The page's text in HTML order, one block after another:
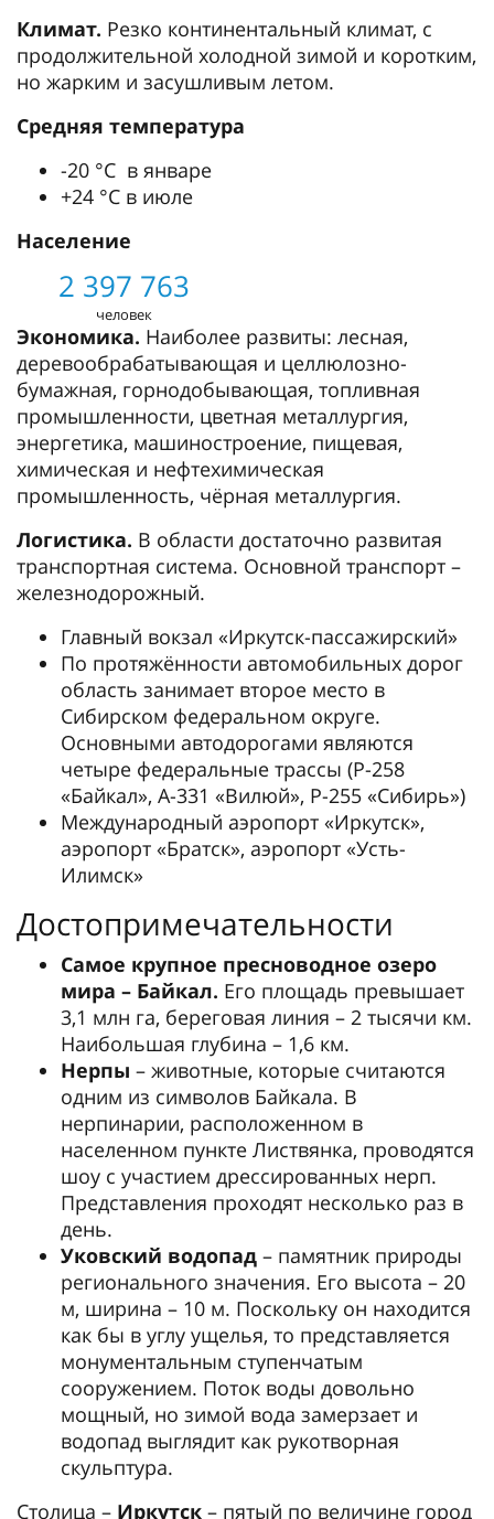
Климат. Резко континентальный климат, с
продолжительной холодной зимой и коротким,
но жарким и засушливым летом.
Средняя температура
-20 °С в январе
+24 °С в июле
Население
2 397 763
человек
Экономика. Наиболее развиты: лесная,
деревообрабатывающая и целлюлозно-
бумажная, горнодобывающая, топливная
промышленности, цветная металлургия,
энергетика, машиностроение, пищевая,
химическая и нефтехимическая
промышленность, чёрная металлургия.
Логистика. В области достаточно развитая
транспортная система. Основной транспорт –
железнодорожный.
Главный вокзал «Иркутск-пассажирский»
По протяжённости автомобильных дорог
область занимает второе место в
Сибирском федеральном округе.
Основными автодорогами являются
четыре федеральные трассы (Р-258
«Байкал», А-331 «Вилюй», Р-255 «Сибирь»)
Международный аэропорт «Иркутск»,
аэропорт «Братск», аэропорт «Усть-
Илимск»
Достопримечательности
Самое крупное пресноводное озеро
мира – Байкал. Его площадь превышает
3,1 млн га, береговая линия – 2 тысячи км.
Наибольшая глубина – 1,6 км.
Нерпы – животные, которые считаются
одним из символов Байкала. В
нерпинарии, расположенном в
населенном пункте Листвянка, проводятся
шоу с участием дрессированных нерп.
Представления проходят несколько раз в
день.
Уковский водопад – памятник природы
регионального значения. Его высота – 20
м, ширина – 10 м. Поскольку он находится
как бы в углу ущелья, то представляется
монументальным ступенчатым
сооружением. Поток воды довольно
мощный, но зимой вода замерзает и
водопад выглядит как рукотворная
скульптура.
Столица – Иркутск – пятый по величине город